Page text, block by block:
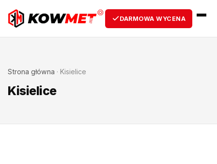
DARMOWA WYCENA
Strona główna · Kisielice
Kisielice